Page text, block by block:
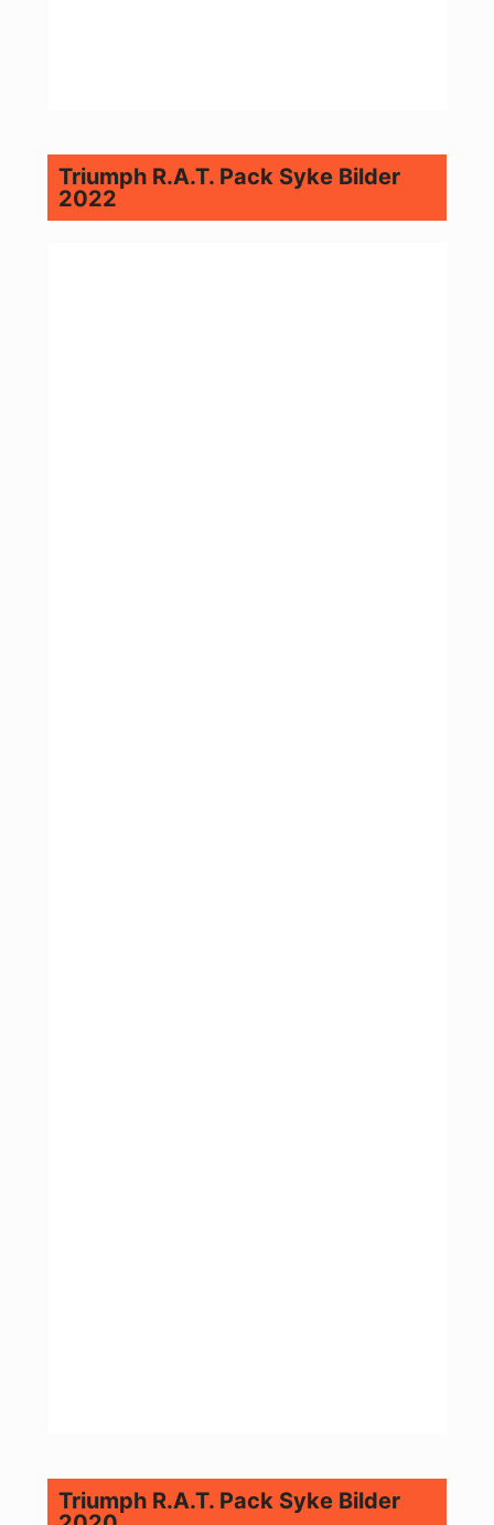
Triumph R.A.T. Pack Syke Bilder
2022
Triumph R.A.T. Pack Syke Bilder